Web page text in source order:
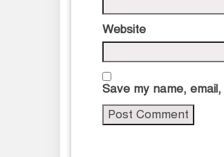
Website
Save my name,